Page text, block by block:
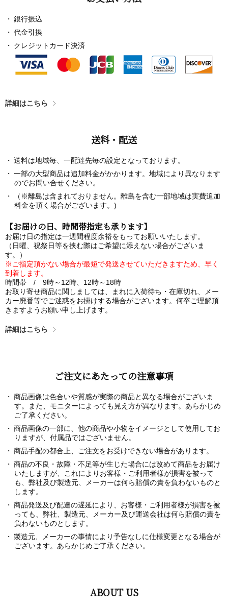
銀行振込
代金引換
クレジットカード決済
詳細はこちら
送料・配送
送料は地域毎、一配達先毎の設定となっております。
一部の大型商品は追加料金がかかります。地域により異なります
のでお問い合せください。
（※離島は含まれておりません。離島を含む一部地域は実費追加
料金を頂く場合がございます。)
【お届けの日、時間帯指定も承ります】
お届け日の指定は一週間程度余裕をもってお願いいたします。
（日曜、祝祭日等を挟む際はご希望に添えない場合がございま
す。）
※ご指定頂かない場合が最短で発送させていただきますため、早く
到着します。
時間帯 / 9時～12時、12時～18時
お取り寄せ商品に関しましては、まれに入荷待ち・在庫切れ、メー
カー廃番等でご迷惑をお掛けする場合がございます。何卒ご理解頂
きますようお願い申し上げます。
詳細はこちら
ご注文にあたっての注意事項
商品画像は色合いや質感が実際の商品と異なる場合がございま
す。また、モニターによっても見え方が異なります。あらかじめ
ご了承ください。
商品画像の一部に、他の商品や小物をイメージとして使用してお
りますが、付属品ではございません。
商品手配の都合上、ご注文をお受けできない場合があります。
商品の不良・故障・不足等が生じた場合には改めて商品をお届け
いたしますが、これによりお客様・ご利用者様が損害を被って
も、弊社及び製造元、メーカーは何ら賠償の責を負わないものと
します。
商品発送及び配達の遅延により、お客様・ご利用者様が損害を被
っても、弊社、製造元、メーカー及び運送会社は何ら賠償の責を
負わないものとします。
製造元、メーカーの事情により予告なしに仕様変更となる場合が
ございます。あらかじめご了承ください。
ABOUT US